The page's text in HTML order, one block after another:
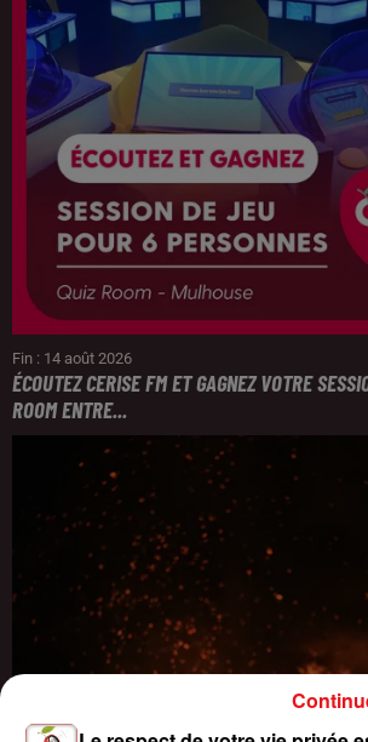
Fin : 14 août 2026
ÉCOUTEZ CERISE FM ET GAGNEZ VOTRE
ROOM ENTRE...